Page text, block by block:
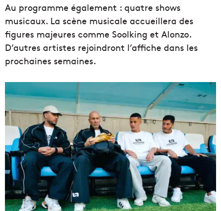
Au programme également : quatre shows
musicaux. La scène musicale accueillera des
figures majeures comme Soolking et Alonzo.
D’autres artistes rejoindront l’affiche dans les
prochaines semaines.